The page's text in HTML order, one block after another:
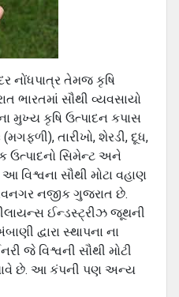
નોંધપાત્ર તેમજ કૃષિ
ભારતમાં સૌથી વ્યવસાયો
મુખ્ય કૃષિ ઉત્પાદન કપાસ
તારીખો, શેરડી, દૂધ,
ઉત્પાદનો સિમેન્ટ અને
વિશ્વના સૌથી મોટા વહાણ
નજીક ગુજરાત છે.
ઈન્ડસ્ટ્રીઝ જૂથની
દ્વારા સ્થાપના ના
જે વિશ્વની સૌથી મોટી
છે. આ કંપની પણ અન્ય